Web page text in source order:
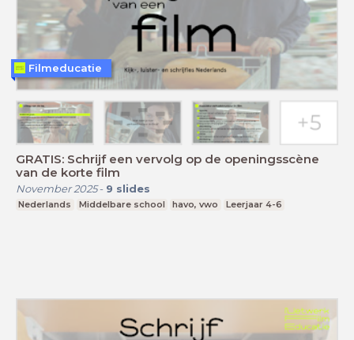
GRATIS: Schrijf een vervolg op de openingsscène
van de korte film
November 2025- 9 slides
Nederlands Middelbare school havo, vwo Leerjaar 4-6
Filmeducatie